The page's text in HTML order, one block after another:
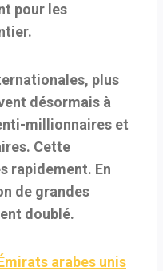
pour les
plus
désormais à
millionnaires et
Cette
rapidement. En
de grandes
doublé.
arabes unis